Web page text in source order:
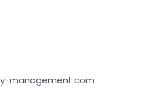
management.com